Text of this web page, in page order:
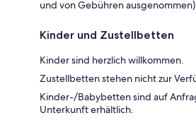
und von Gebühren
Kinder und Zustellbetten
Kinder sind herzlich willkommen.
Zustellbetten stehen nicht zur
Kinder-/Babybetten sind auf
Unterkunft erhältlich.